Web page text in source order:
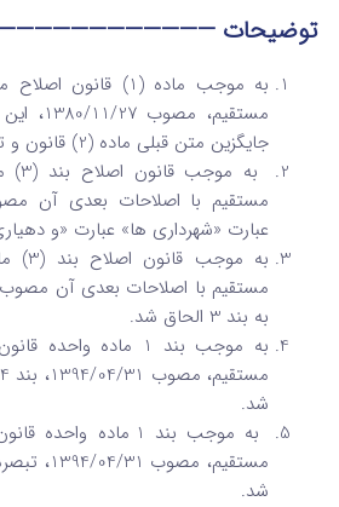
توضیحات
به موجب ماده (1)
مستقیم،
جایگزین متن قبلی ماده (2) قانون و تبصره­های آن شد.
عبارت «شهرداری ها» عبارت «و
به بند 3 الحاق شد.
به موجب بند 1 ماده
شد.
به موجب بند 1 ماده
شد.